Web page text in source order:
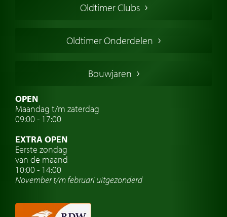
Amerikaanse oldtimers
Franse oldtimers
Zweedse oldtimers
Oldtimer verzekering
Oldtimer reizen
Oldtimerwerkplaats
Automerk horloges
Classic cars Nederland
Oldtimer Clubs
Oldtimer Onderdelen
Bouwjaren
OPEN
Maandag t/m zaterdag
09:00 - 17:00
EXTRA OPEN
Eerste zondag
van de maand
10:00 - 14:00
November t/m februariuitgezonderd